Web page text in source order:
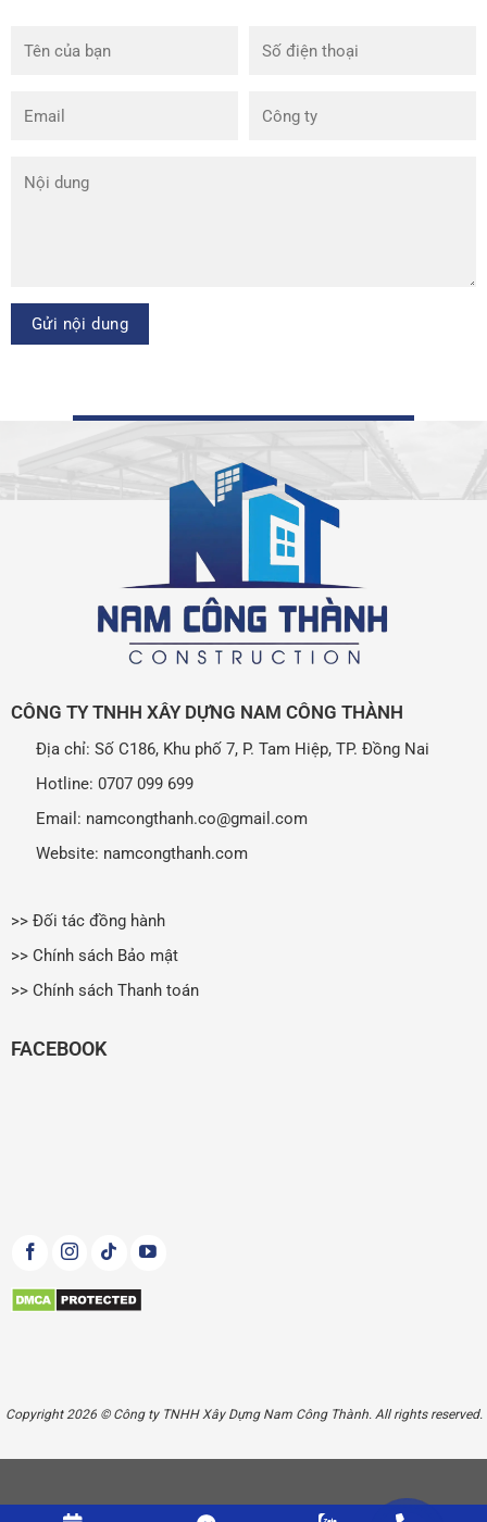
CÔNG TY TNHH XÂY DỰNG NAM CÔNG THÀNH
Địa chỉ: Số C186, Khu phố 7, P. Tam Hiệp, TP. Đồng Nai
Hotline: 0707 099 699
Email: namcongthanh.co@gmail.com
Website: namcongthanh.com
>> Đối tác đồng hành
>> Chính sách Bảo mật
>> Chính sách Thanh toán
FACEBOOK
Copyright 2026 © Công ty TNHH Xây Dựng Nam Công Thành. All rights reserved.